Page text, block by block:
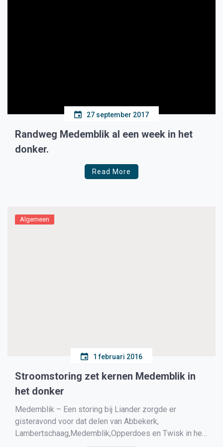
27 september 2017
Randweg Medemblik al een week in het
donker.
Read More
Algemeen
1 februari 2016
Stroomstoring zet kernen Medemblik in
het donker
Medemblik – Een storing bij Liander zorgde er
gisteravond voor dat delen van Abbekerk,
Lambertschaag,Medemblik,Opperdoes en Twisk in het